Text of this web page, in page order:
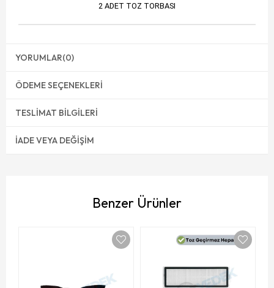
2 ADET TOZ TORBASI
YORUMLAR(0)
ÖDEME SEÇENEKLERI
TESLIMAT BILGILERI
İADE VEYA DEĞIŞIM
Benzer Ürünler